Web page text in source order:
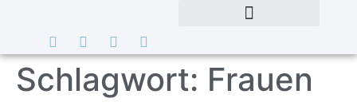
Schlagwort: Frauen